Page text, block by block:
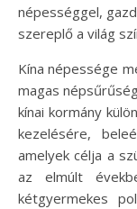
népességgel,
szereplő a világ
Kína népessége
magas
kínai kormány
kezelésére,
amelyek célja a
az elmúlt
kétgyermekes